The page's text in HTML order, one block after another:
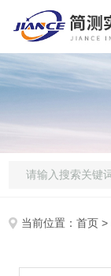
当前位置：首页 >